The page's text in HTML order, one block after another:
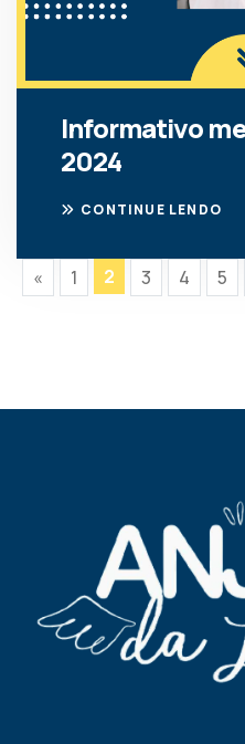
Informativo
2024
CONTINUE LENDO
« 1 2 3 4 5